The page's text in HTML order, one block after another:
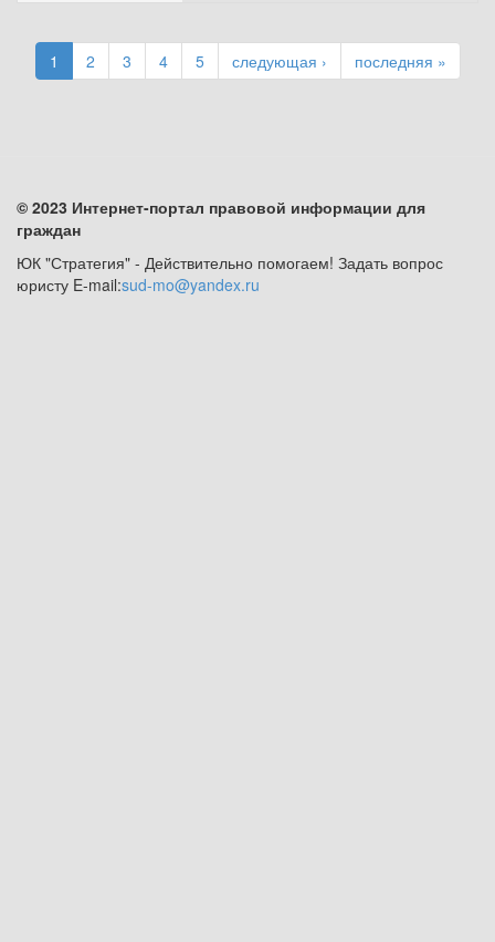
1 2 3 4 5 следующая › последняя »
© 2023 Интернет-портал правовой информации для
граждан
ЮК "Стратегия" - Действительно помогаем! Задать вопрос
юристу E-mail:sud-mo@yandex.ru